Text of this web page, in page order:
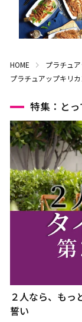
HOME プラチュ
プラチュアップキリ
特集：と
２人なら、もっ
誓い